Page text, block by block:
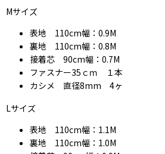
Mサイズ
表地 110cm幅：0.9M
裏地 110cm幅：0.8M
接着芯 90cm幅：0.7M
ファスナー35ｃｍ １本
カシメ 直径8mm 4ヶ
Lサイズ
表地 110cm幅：1.1M
裏地 110cm幅：1.0M